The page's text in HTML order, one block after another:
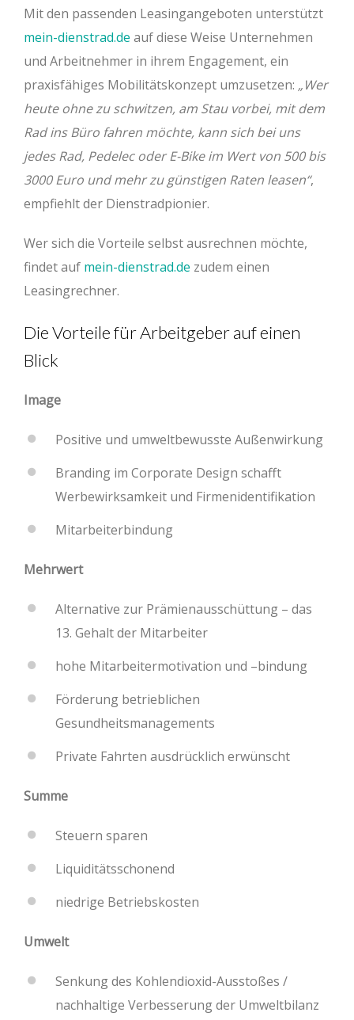
Mit den passenden Leasingangeboten unterstützt
mein-dienstrad.de auf diese Weise Unternehmen
und Arbeitnehmer in ihrem Engagement, ein
praxisfähiges Mobilitätskonzept umzusetzen: „Wer
heute ohne zu schwitzen, am Stau vorbei, mit dem
Rad ins Büro fahren möchte, kann sich bei uns
jedes Rad, Pedelec oder E-Bike im Wert von 500 bis
3000 Euro und mehr zu günstigen Raten leasen“,
empfiehlt der Dienstradpionier.
Wer sich die Vorteile selbst ausrechnen möchte,
findet auf mein-dienstrad.de zudem einen
Leasingrechner.
Die Vorteile für Arbeitgeber auf einen
Blick
Image
Positive und umweltbewusste Außenwirkung
Branding im Corporate Design schafft
Werbewirksamkeit und Firmenidentifikation
Mitarbeiterbindung
Mehrwert
Alternative zur Prämienausschüttung – das
13. Gehalt der Mitarbeiter
hohe Mitarbeitermotivation und –bindung
Förderung betrieblichen
Gesundheitsmanagements
Private Fahrten ausdrücklich erwünscht
Summe
Steuern sparen
Liquiditätsschonend
niedrige Betriebskosten
Umwelt
Senkung des Kohlendioxid-Ausstoßes /
nachhaltige Verbesserung der Umweltbilanz